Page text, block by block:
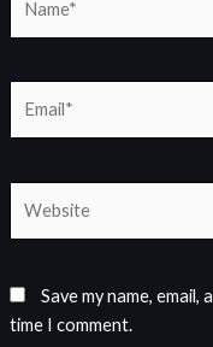
Save my name,
time I comment.